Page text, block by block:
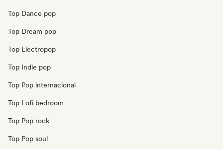
Top Dance pop
Top Dream pop
Top Electropop
Top Indie pop
Top Pop internacional
Top Lofi bedroom
Top Pop rock
Top Pop soul